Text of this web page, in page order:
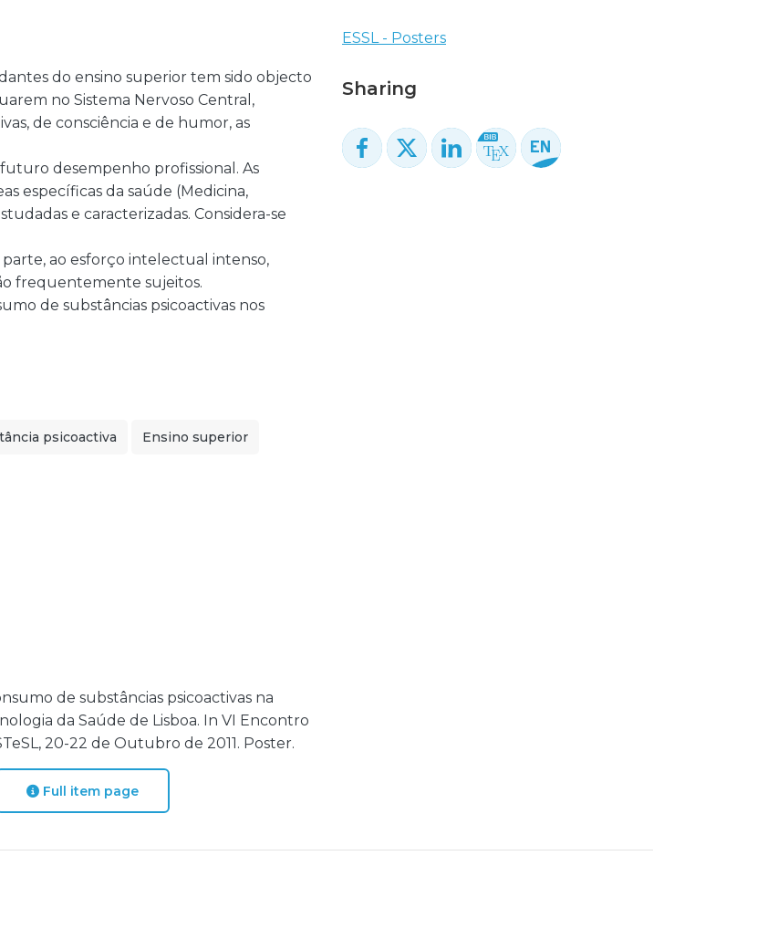
do ensino superior tem sido objecto
no Sistema Nervoso Central,
de consciência e de humor, as
desempenho profissional. As
específicas da saúde (Medicina,
e caracterizadas. Considera-se
ao esforço intelectual intenso,
frequentemente sujeitos.
de substâncias psicoactivas nos
psicoactiva Ensino superior
de substâncias psicoactivas na
da Saúde de Lisboa. In VI Encontro
20-22 de Outubro de 2011. Poster.
ESSL - Posters
Sharing
Full item page